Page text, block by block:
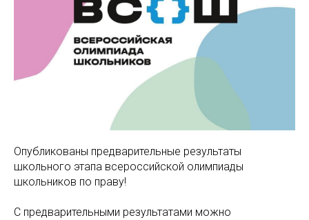
Опубликованы предварительные результаты
школьного этапа всероссийской олимпиады
школьников по праву!
С предварительными результатами можно